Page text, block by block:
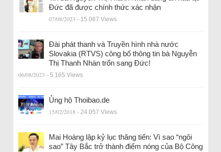
Đức đã được chính thức xác nhận
07/08/2023 - 15.067 Views
Đài phát thanh và Truyền hình nhà nước
Slovakia (RTVS) công bố thông tin bà Nguyễn
Thị Thanh Nhàn trốn sang Đức!
06/08/2023 - 5.165 Views
Ủng hộ Thoibao.de
15/02/2018 - 24.057 Views
Mai Hoàng lập kỷ lục thăng tiến: Vì sao “ngôi
sao” Tây Bắc trở thành điểm nóng của Bộ Công